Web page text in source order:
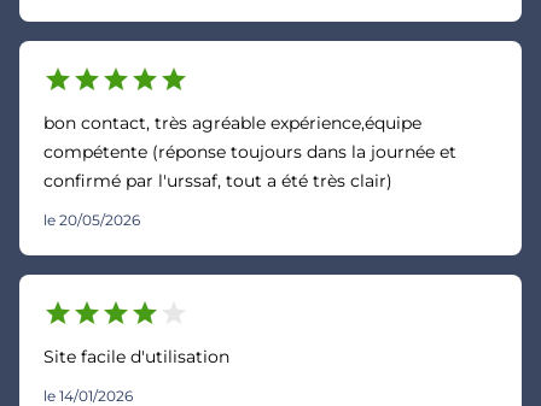
starstarstarstarstar
bon contact, très agréable expérience,équipe
compétente (réponse toujours dans la journée et
confirmé par l'urssaf, tout a été très clair)
le 20/05/2026
starstarstarstar star
Site facile d'utilisation
le 14/01/2026